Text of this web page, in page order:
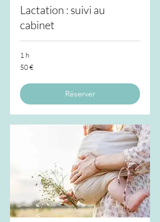
Lactation : suivi au
cabinet
1 h
50
euros
50 €
Réserver